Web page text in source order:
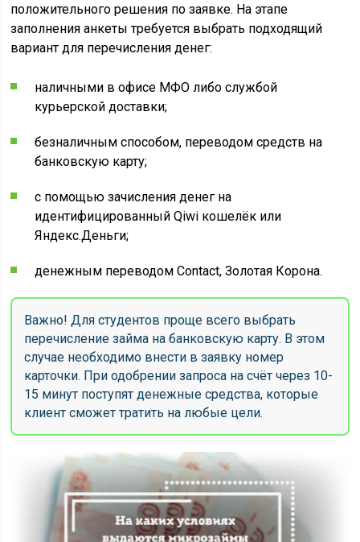
положительного решения по заявке. На этапе
заполнения анкеты требуется выбрать подходящий
вариант для перечисления денег:
наличными в офисе МФО либо службой
курьерской доставки;
безналичным способом, переводом средств на
банковскую карту;
с помощью зачисления денег на
идентифицированный Qiwi кошелёк или
Яндекс.Деньги;
денежным переводом Contact, Золотая Корона.
Важно! Для студентов проще всего выбрать
перечисление займа на банковскую карту. В этом
случае необходимо внести в заявку номер
карточки. При одобрении запроса на счёт через 10-
15 минут поступят денежные средства, которые
клиент сможет тратить на любые цели.